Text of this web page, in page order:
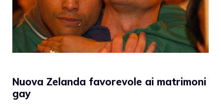
Nuova Zelanda favorevole ai matrimoni
gay